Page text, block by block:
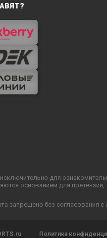
для
основанием для
запрещено без согласования с
Политика